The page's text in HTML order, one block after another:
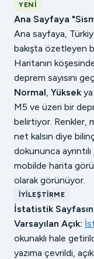
YENI
Ana Sayfaya
Ana sayfaya,
bakışta özetleyen
Haritanın
deprem sayısını
Normal, Yüksek
M5 ve üzeri bir
belirtiyor. Renkler,
net kalsın diye
dokununca ayrıntılı
mobilde harita
olarak görünüyor.
İYILEŞTIRME
İstatistik
Varsayılan Açık:
okunaklı hale
yazıma çevrildi,